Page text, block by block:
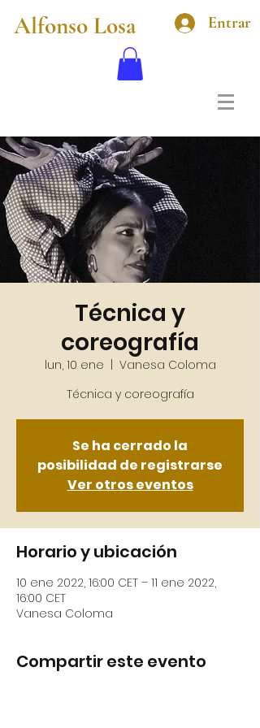
Alfonso Losa Entrar
Técnica y
coreografía
lun, 10 ene
  |
Vanesa Coloma
Se ha cerrado la
posibilidad de registrarse
Ver otros eventos
Horario y ubicación
10 ene 2022, 16:00 CET – 11 ene 2022,
16:00 CET
Vanesa Coloma
Compartir este evento